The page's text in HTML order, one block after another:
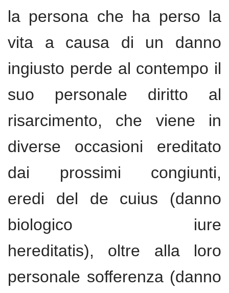
la persona che ha perso la
vita a causa di un danno
ingiusto perde al contempo il
suo personale diritto al
risarcimento, che viene in
diverse occasioni ereditato
dai prossimi congiunti,
eredi del de cuius (danno
biologico iure
hereditatis), oltre alla loro
personale sofferenza (danno